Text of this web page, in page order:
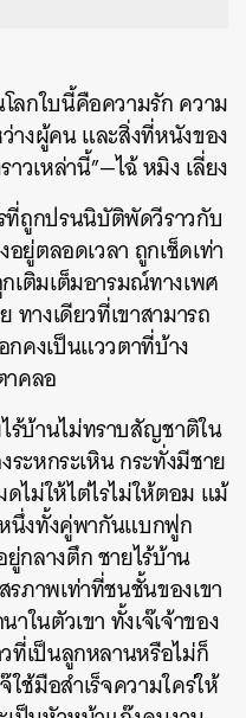
ลกใบนี้คือความรัก ความ
างผู้คน และสิ่งที่หนังของ
วเหล่านี้”—ไฉ้ หมิง เลี่ยง
ถูกปรนนิบัติพัดวีราวกับ
ยู่ตลอดเวลา ถูกเช็ดเท่า
ติมเต็มอารมณ์ทางเพศ
างเดียวที่เขาสามารถ
คงเป็นแววตาที่บ้าง
าคลอ
ร้บ้านไม่ทราบสัญชาติใน
ะหกระเหิน กระทั่งมีชาย
ม่ให้ไต่ไรไม่ให้ตอม แม้
นึ่งทั้งคู่พากันแบกฟูก
กลางตึก ชายไร้บ้าน
ภาพเท่าที่ชนชั้นของเขา
ในตัวเขา ทั้งเจ๊เจ้าของ
เป็นลูกหลานหรือไม่ก็
ช้มือสำเร็จความใคร่ให้